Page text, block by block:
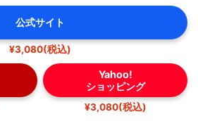
公式サイト
¥3,080(税込)
Yahoo!
ショッピング
¥3,080(税込)